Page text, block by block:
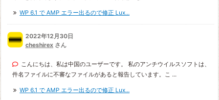
WP 6.1 で AMP エラー出るので修正 Lux...
2022年12月30日
cheshirex さん
こんにちは、私は中国のユーザーです。 私のアンチウイルスソフトは、
件名ファイルに不審なファイルがあると報告しています。こ ...
WP 6.1 で AMP エラー出るので修正 Lux...